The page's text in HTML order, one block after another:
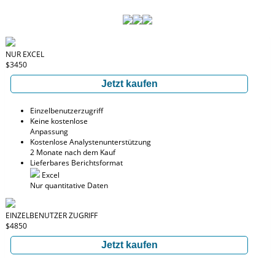
NUR EXCEL
$3450
Jetzt kaufen
Einzelbenutzerzugriff
Keine kostenlose
Anpassung
Kostenlose Analystenunterstützung
2 Monate nach dem Kauf
Lieferbares Berichtsformat
Excel
Nur quantitative Daten
EINZELBENUTZER ZUGRIFF
$4850
Jetzt kaufen